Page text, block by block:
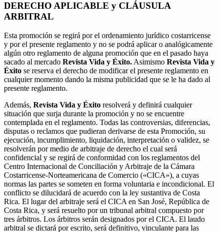
DERECHO APLICABLE y CLÁUSULA
ARBITRAL
Esta promoción se regirá por el ordenamiento jurídico costarricense
y por el presente reglamento y no se podrá aplicar o analógicamente
algún otro reglamento de alguna promoción que en el pasado haya
sacado al mercado Revista Vida y Éxito. Asimismo Revista Vida y
Éxito se reserva el derecho de modificar el presente reglamento en
cualquier momento dando la misma publicidad que se le ha dado al
presente reglamento.
Además, Revista Vida y Éxito resolverá y definirá cualquier
situación que surja durante la promoción y no se encuentre
contemplada en el reglamento. Todas las controversias, diferencias,
disputas o reclamos que pudieran derivarse de esta Promoción, su
ejecución, incumplimiento, liquidación, interpretación o validez, se
resolverán por medio de arbitraje de derecho el cual será
confidencial y se regirá de conformidad con los reglamentos del
Centro Internacional de Conciliación y Arbitraje de la Cámara
Costarricense-Norteamericana de Comercio («CICA»), a cuyas
normas las partes se someten en forma voluntaria e incondicional. El
conflicto se dilucidará de acuerdo con la ley sustantiva de Costa
Rica. El lugar del arbitraje será el CICA en San José, República de
Costa Rica, y será resuelto por un tribunal arbitral compuesto por
tres árbitros. Los árbitros serán designados por el CICA. El laudo
arbitral se dictará por escrito, será definitivo, vinculante para las